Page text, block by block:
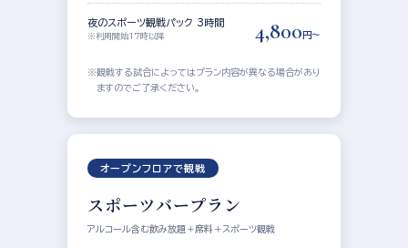
夜のスポーツ観戦パック 3時間
※利用開始17時以降 4,800 円〜
観戦する試合によってはプラン内容が異なる場合があり
ますのでご了承ください。
オープンフロアで観戦
スポーツバープラン
アルコール含む飲み放題＋席料＋スポーツ観戦